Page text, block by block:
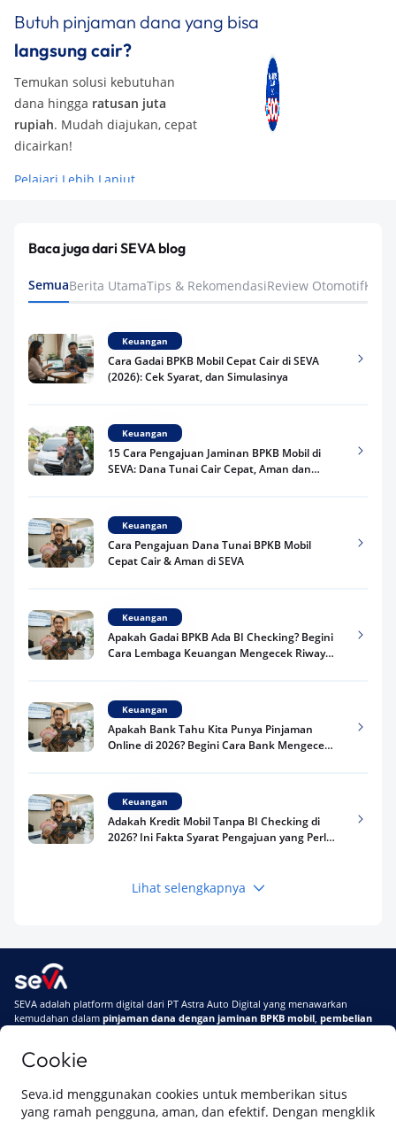
Cookie
Seva.id menggunakan cookies untuk memberikan situs
yang ramah pengguna, aman, dan efektif. Dengan mengklik
Butuh pinjaman dana yang bisa
langsung cair?
Temukan solusi kebutuhan
dana hingga ratusan juta
rupiah. Mudah diajukan, cepat
dicairkan!
Pelajari Lebih Lanjut
Baca juga dari SEVA blog
SemuaBerita UtamaTips & RekomendasiReview Otomotif
Keuangan
Cara Gadai BPKB Mobil Cepat Cair di SEVA
(2026): Cek Syarat, dan Simulasinya
Keuangan
15 Cara Pengajuan Jaminan BPKB Mobil di
SEVA: Dana Tunai Cair Cepat, Aman dan
Keuangan
Cara Pengajuan Dana Tunai BPKB Mobil
Cepat Cair & Aman di SEVA
Keuangan
Apakah Gadai BPKB Ada BI Checking? Begini
Cara Lembaga Keuangan Mengecek Riwayat
Keuangan
Apakah Bank Tahu Kita Punya Pinjaman
Online di 2026? Begini Cara Bank Mengecek
Keuangan
Adakah Kredit Mobil Tanpa BI Checking di
2026? Ini Fakta Syarat Pengajuan yang Perlu
Keuangan
Terpercaya
Telat Bayar Pinjol 2 Hari, Apakah Langsung
Masuk BI Checking? Simak Peraturan
Lihat selengkapnya
SEVA adalah platform digital dari PT Astra Auto Digital yang menawarkan
kemudahan dalam pinjaman dana dengan jaminan BPKB mobil, pembelian
Di SEVA, BPKB mobilmu #BisaJadiDuit
Tentang SEVASyarat & Ketentuan
Pemberitahuan Privasi